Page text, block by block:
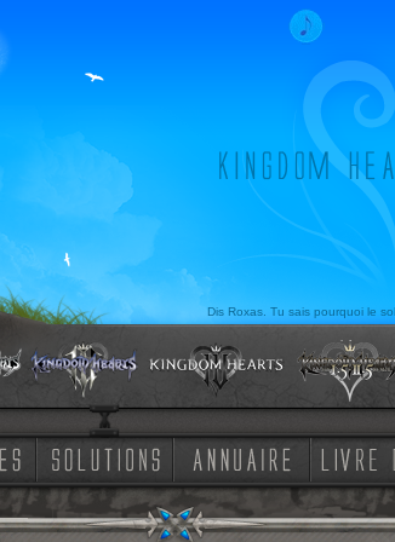
Dis Roxas. Tu sais pourquoi le